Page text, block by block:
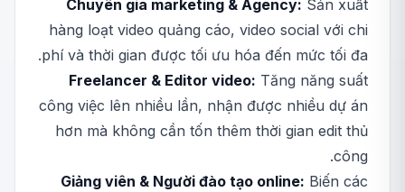
Chuyên gia marketing & Agency: Sản xuất
hàng loạt video quảng cáo, video social với chi
phí và thời gian được tối ưu hóa đến mức tối đa.
Freelancer & Editor video: Tăng năng suất
công việc lên nhiều lần, nhận được nhiều dự án
hơn mà không cần tốn thêm thời gian edit thủ
công.
Giảng viên & Người đào tạo online: Biến các